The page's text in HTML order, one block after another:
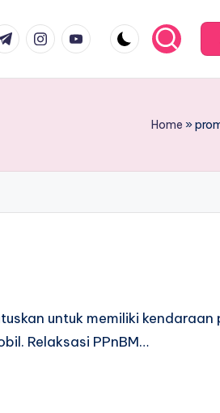
instagram.com
youtube.com
Home »
untuk memiliki kendaraan
Relaksasi PPnBM…